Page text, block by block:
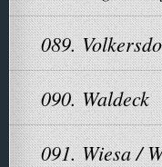
089.
090. Waldeck
091. Wiesa /